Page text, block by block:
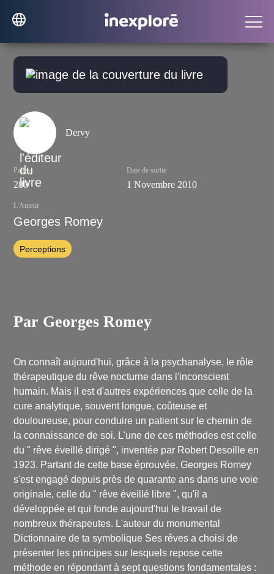
Dervy
Pages
280
Date de sortie
1 Novembre 2010
L'Auteur
Georges Romey
Perceptions
Par Georges Romey
On connaît aujourd'hui, grâce à la psychanalyse, le rôle
thérapeutique du rêve nocturne dans l'inconscient
humain. Mais il est d'autres expériences que celle de la
cure analytique, souvent longue, coûteuse et
douloureuse, pour conduire un patient sur le chemin de
la connaissance de soi. L'une de ces méthodes est celle
du " rêve éveillé dirigé ", inventée par Robert Desoille en
1923. Partant de cette base éprouvée, Georges Romey
s'est engagé depuis près de quarante ans dans une voie
originale, celle du " rêve éveillé libre ", qu'il a
développée et qui fonde aujourd'hui le travail de
nombreux thérapeutes. L'auteur du monumental
Dictionnaire de ta symbolique Ses rêves a choisi de
présenter les principes sur lesquels repose cette
méthode en répondant à sept questions fondamentales :